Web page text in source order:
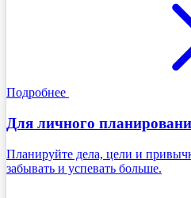
Подробнее
Для личного
Планируйте дела, цели и
забывать и успевать больше.